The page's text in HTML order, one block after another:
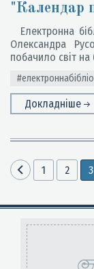
"Календар
Електронна
Олександра
побачило світ
Докладніше
1 2 3